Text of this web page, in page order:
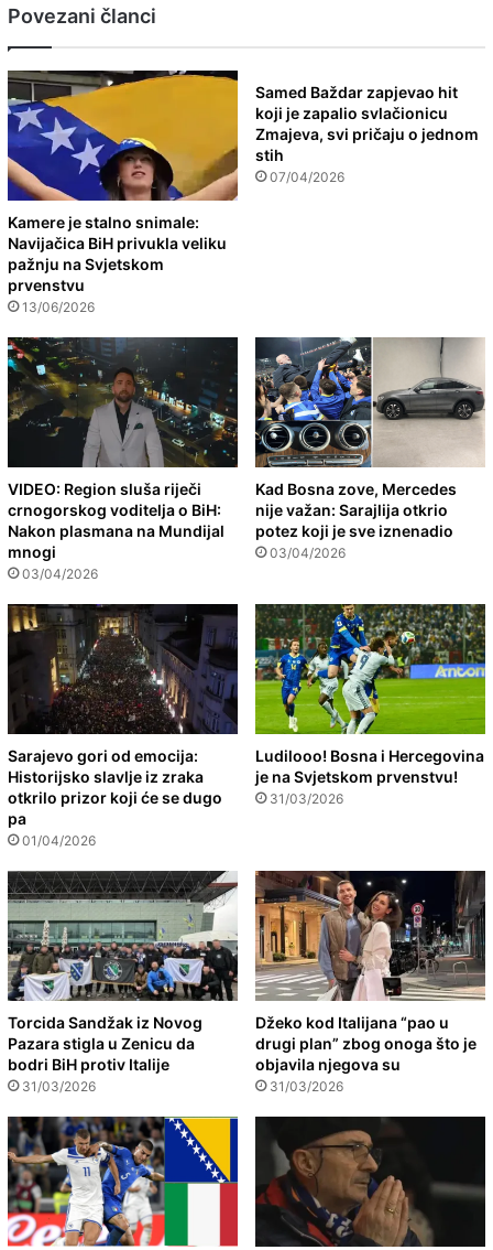
Povezani članci
Kamere je stalno snimale:
Navijačica BiH privukla veliku
pažnju na Svjetskom
prvenstvu
13/06/2026
Samed Baždar zapjevao hit
koji je zapalio svlačionicu
Zmajeva, svi pričaju o jednom
stih
07/04/2026
VIDEO: Region sluša riječi
crnogorskog voditelja o BiH:
Nakon plasmana na Mundijal
mnogi
03/04/2026
Kad Bosna zove, Mercedes
nije važan: Sarajlija otkrio
potez koji je sve iznenadio
03/04/2026
Sarajevo gori od emocija:
Historijsko slavlje iz zraka
otkrilo prizor koji će se dugo
pa
01/04/2026
Ludilooo! Bosna i Hercegovina
je na Svjetskom prvenstvu!
31/03/2026
Torcida Sandžak iz Novog
Pazara stigla u Zenicu da
bodri BiH protiv Italije
31/03/2026
Džeko kod Italijana “pao u
drugi plan” zbog onoga što je
objavila njegova su
31/03/2026